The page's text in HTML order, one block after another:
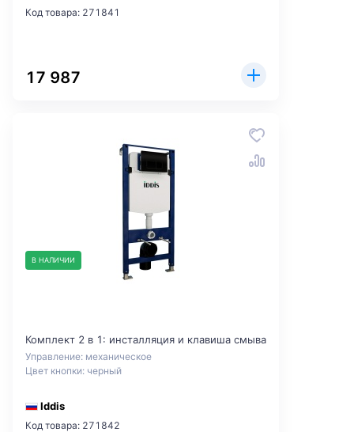
Код товара: 271841
17 987
В НАЛИЧИИ
Комплект 2 в 1: инсталляция и клавиша смыва
Управление: механическое
Цвет кнопки: черный
Iddis
Код товара: 271842